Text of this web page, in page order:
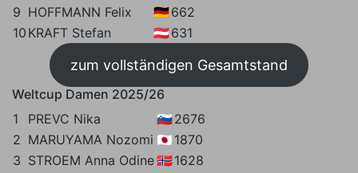
9 HOFFMANN Felix 🇩🇪662
10 KRAFT Stefan 🇦🇹631
zum vollständigen Gesamtstand
Weltcup Damen 2025/26
1
PREVC Nika 🇸🇮2676
2 MARUYAMA Nozomi 🇯🇵 1870
3 STROEM Anna Odine🇳🇴1628